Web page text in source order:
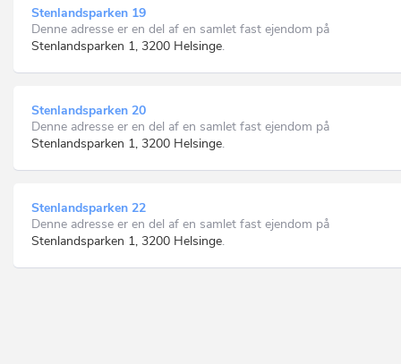
Stenlandsparken 19
Denne adresse er en del af en samlet fast ejendom på
Stenlandsparken 1, 3200 Helsinge.
Stenlandsparken 20
Denne adresse er en del af en samlet fast ejendom på
Stenlandsparken 1, 3200 Helsinge.
Stenlandsparken 22
Denne adresse er en del af en samlet fast ejendom på
Stenlandsparken 1, 3200 Helsinge.